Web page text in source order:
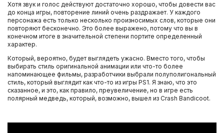
Хотя звук и голос действуют достаточно хорошо, чтобы довести вас
до конца игры, повторение линий очень раздражает. У каждого
персонажа есть только несколько произносимых слов, которые они
повторяют бесконечно. Это более выражено, потому что вы в
конечном итоге в значительной степени портите определенный
характер.
Который, вероятно, будет выглядеть ужасно. Вместо того, чтобы
выбирать стиль оригинальной анимации или что-то более
напоминающее фильмы, разработчики выбрали полуполигональный
стиль, который выглядит как что-то из игры PS1. Я знаю, что это
сказанное, и это, как правило, преувеличение, но в игре есть
полярный медведь, который, возможно, вышел из Crash Bandicoot.